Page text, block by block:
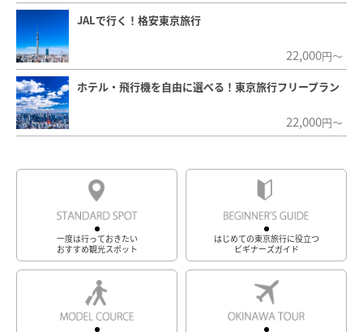
JALで行く！格安東京旅行
22,000円～
ホテル・飛行機を自由に選べる！東京旅行フリープラン
22,000円～
一度は行っておきたい
おすすめ観光スポット
はじめての東京旅行に役立つ
ビギナーズガイド